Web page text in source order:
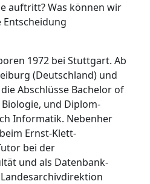
auftritt? Was können wir
1972 bei Stuttgart. Ab
(Deutschland) und
Abschlüsse Bachelor of
und Diplom-
Informatik. Nebenher
Ernst-Klett-
bei der
und als Datenbank-